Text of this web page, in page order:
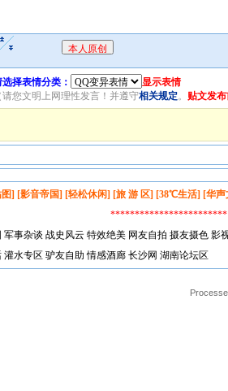
选择表情分类：
显示表情
请您文明上网理性发言！并遵守相关规定。 贴文发
] [影音帝国] [轻松休闲] [旅 游 区] [38℃生活] [华
************************
军事杂谈 战史风云 特效绝美 网友自拍 摄友摄色 影
灌水专区 驴友自助 情感酒廊 长沙网 湖南论坛区